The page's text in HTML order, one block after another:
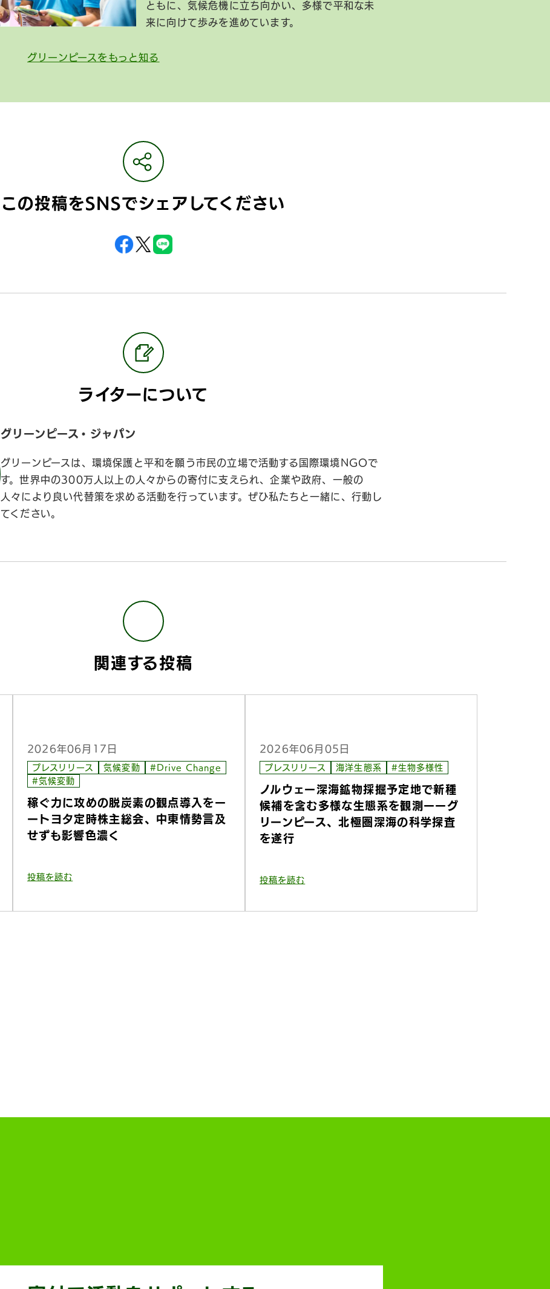
ともに、気候危機に立ち向かい、多様で平和な未
来に向けて歩みを進めています。
グリーンピースをもっと知る
この投稿をSNSでシェアしてください
ライターについて
グリーンピース・ジャパン
グリーンピースは、環境保護と平和を願う市民の立場で活動する国際環境NGOで
す。世界中の300万人以上の人々からの寄付に支えられ、企業や政府、一般の
人々により良い代替策を求める活動を行っています。ぜひ私たちと一緒に、行動し
てください。
関連する投稿
2026年06月17日
プレスリリース 気候変動
#Drive Change
#気候変動
稼ぐ力に攻めの脱炭素の観点導入をー
ートヨタ定時株主総会、中東情勢言及
せずも影響色濃く
投稿を読む
2026年06月05日
プレスリリース 海洋生態系 #生物多様性
ノルウェー深海鉱物採掘予定地で新種
候補を含む多様な生態系を観測ーーグ
リーンピース、北極圏深海の科学探査
を遂行
投稿を読む